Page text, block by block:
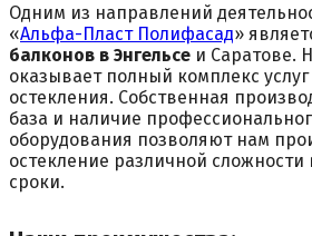
Одним из направлений
«Альфа-Пласт Полифасад»
балконов в Энгельсе и Саратове.
оказывает полный комплекс
остекления. Собственная
база и наличие
оборудования позволяют нам
остекление различной сложности
сроки.